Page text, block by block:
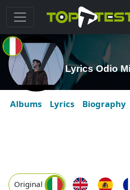
Lyrics Odio
Albums Lyrics Biography
Original